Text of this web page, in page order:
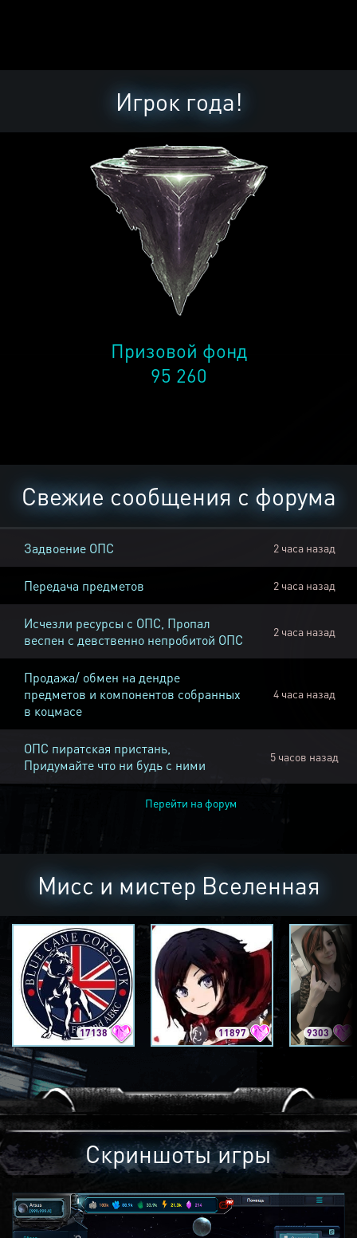
Игрок года!
Призовой фонд
95 260
Свежие сообщения с форума
Задвоение ОПС 2 часа назад
Передача предметов 2 часа назад
Исчезли ресурсы с ОПС, Пропал
веспен с девственно непробитой ОПС
2 часа назад
Продажа/ обмен на дендре
предметов и компонентов собранных
в коцмасе
4 часа назад
ОПС пиратская пристань,
Придумайте что ни будь с ними
5 часов назад
Перейти на форум
Мисс и мистер Вселенная
17138 11897 9303
Скриншоты игры